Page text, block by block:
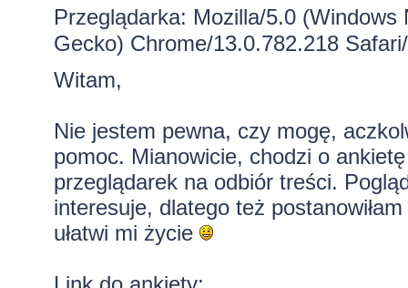
Przeglądarka: Mozilla/5.0
Gecko) Chrome/13.0.782.218
Witam,
Nie jestem pewna, czy mogę,
pomoc. Mianowicie, chodzi o
przeglądarek na odbiór treści.
interesuje, dlatego też
ułatwi mi życie